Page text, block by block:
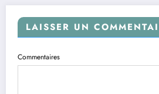
LAISSER UN
Commentaires